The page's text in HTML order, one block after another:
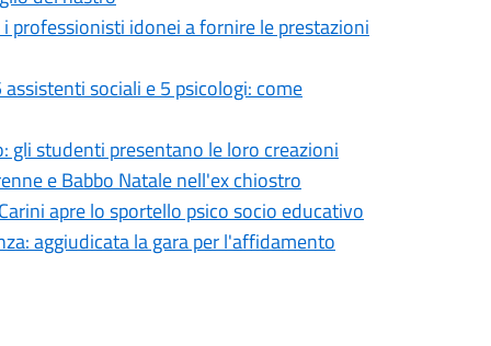
idonei a fornire le prestazioni
sociali e 5 psicologi: come
gli studenti presentano le loro creazioni
e Babbo Natale nell'ex chiostro
apre lo sportello psico socio educativo
aggiudicata la gara per l'affidamento